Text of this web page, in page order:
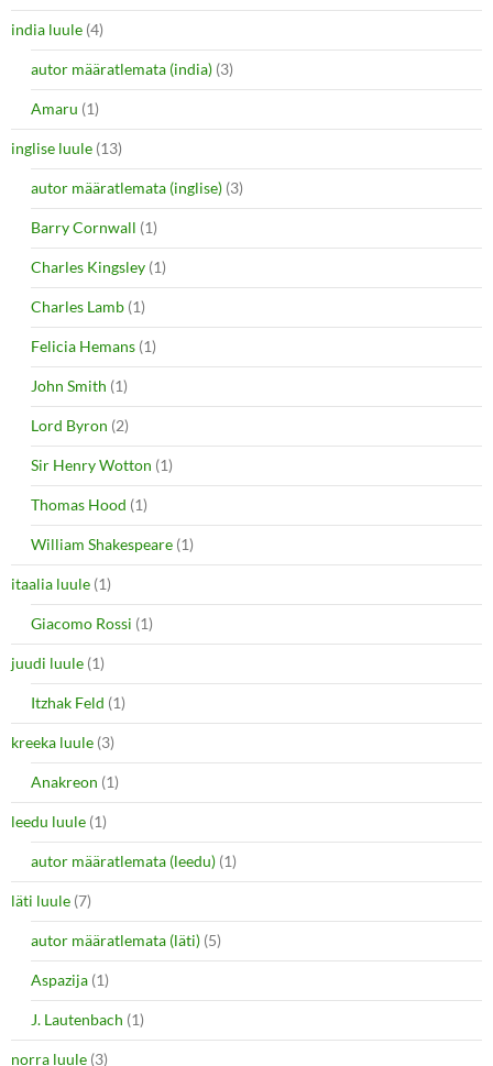
india luule (4)
autor määratlemata (india) (3)
Amaru (1)
inglise luule (13)
autor määratlemata (inglise) (3)
Barry Cornwall (1)
Charles Kingsley (1)
Charles Lamb (1)
Felicia Hemans (1)
John Smith (1)
Lord Byron (2)
Sir Henry Wotton (1)
Thomas Hood (1)
William Shakespeare (1)
itaalia luule (1)
Giacomo Rossi (1)
juudi luule (1)
Itzhak Feld (1)
kreeka luule (3)
Anakreon (1)
leedu luule (1)
autor määratlemata (leedu) (1)
läti luule (7)
autor määratlemata (läti) (5)
Aspazija (1)
J. Lautenbach (1)
norra luule (3)